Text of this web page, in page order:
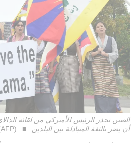
الصين تحذر الرئيس الأميركي من لقائه
أن يضر بالثقة المتبادلة بين البلدين